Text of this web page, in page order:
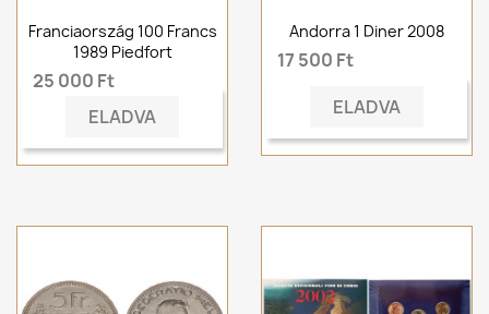
Franciaország 100 Francs
1989 Piedfort
25 000 Ft
ELADVA
Andorra 1 Diner 2008
17 500 Ft
ELADVA